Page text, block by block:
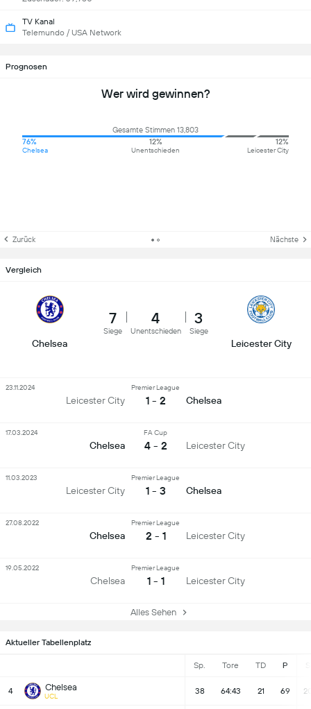
Aktueller Tabellenplatz
Sp. Tore TD P
4 Chelsea
UCL
38 64:43 21 69
TV Kanal
Telemundo / USA Network
Prognosen
Wer wird gewinnen?
Gesamte Stimmen 13,803
76%
Chelsea
12%
Unentschieden
12%
Leicester City
Zurück Nächste
Vergleich
Chelsea
7
Siege
4
Unentschieden
3
Siege
Leicester City
Leicester City
Premier League
1 - 2 Chelsea
23.11.2024
Chelsea
FA Cup
4 - 2 Leicester City
17.03.2024
Leicester City
Premier League
1 - 3 Chelsea
11.03.2023
Chelsea
Premier League
2 - 1 Leicester City
27.08.2022
Chelsea
Premier League
1 - 1 Leicester City
19.05.2022
Alles Sehen